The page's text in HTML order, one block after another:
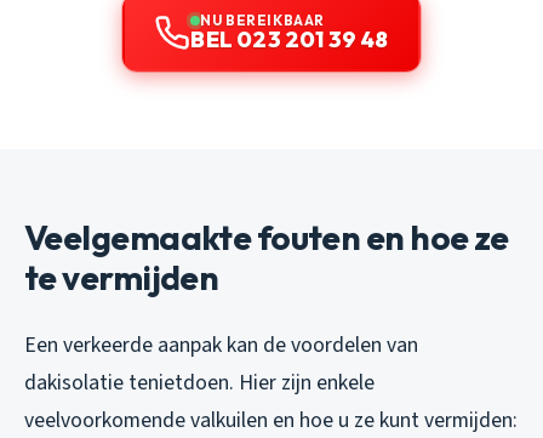
NU BEREIKBAAR
BEL 023 201 39 48
Veelgemaakte fouten en hoe ze
te vermijden
Een verkeerde aanpak kan de voordelen van
dakisolatie tenietdoen. Hier zijn enkele
veelvoorkomende valkuilen en hoe u ze kunt vermijden: